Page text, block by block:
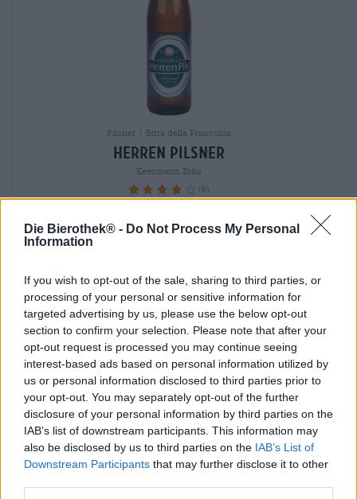
Die Bierothek® - Do Not Process My Personal
Information
If you wish to opt-out of the sale, sharing to third parties, or
processing of your personal or sensitive information for
targeted advertising by us, please use the below opt-out
section to confirm your selection. Please note that after your
opt-out request is processed you may continue seeing
interest-based ads based on personal information utilized by
us or personal information disclosed to third parties prior to
your opt-out. You may separately opt-out of the further
disclosure of your personal information by third parties on the
IAB’s list of downstream participants. This information may
also be disclosed by us to third parties on the IAB’s List of
Downstream Participants that may further disclose it to other
Pilsner | Birra della Franconia
herren Pilsner
Keesmann Bräu
86.67% (6)
MEHRWEG
0,50 L Bottiglia - € 5,18 / LTR